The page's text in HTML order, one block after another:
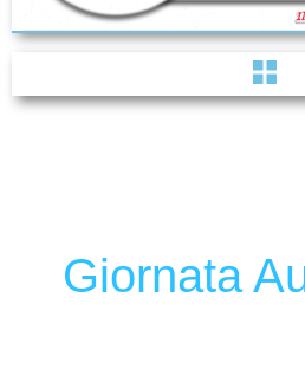
Menu
Giornata